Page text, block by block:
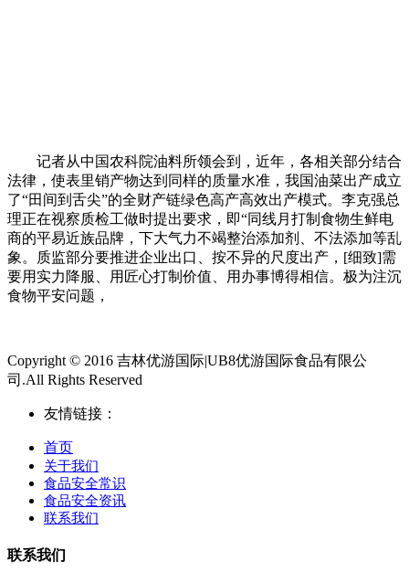
记者从中国农科院油料所领会到，近年，各相关部分结合
法律，使表里销产物达到同样的质量水准，我国油菜出产成立
了“田间到舌尖”的全财产链绿色高产高效出产模式。李克强总
理正在视察质检工做时提出要求，即“同线月打制食物生鲜电
商的平易近族品牌，下大气力不竭整治添加剂、不法添加等乱
象。质监部分要推进企业出口、按不异的尺度出产，[细致]需
要用实力降服、用匠心打制价值、用办事博得相信。极为注沉
食物平安问题，
Copyright © 2016 吉林优游国际|UB8优游国际食品有限公
司.All Rights Reserved
友情链接：
首页
关于我们
食品安全常识
食品安全资讯
联系我们
联系我们